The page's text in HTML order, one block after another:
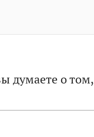
думаете о том,